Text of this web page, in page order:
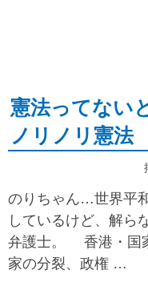
憲法ってない
ノリノリ憲法
のりちゃん…世界平
しているけど、解ら
弁護士。 香港・国
家の分裂、政権 …